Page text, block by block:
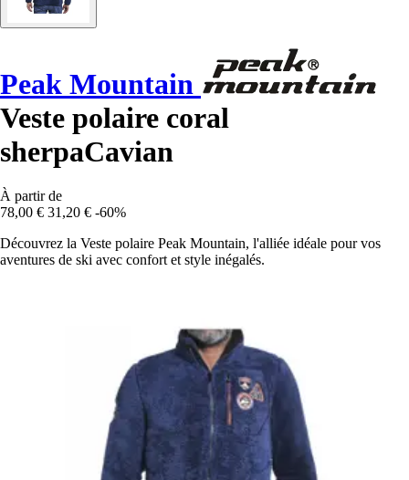
Peak Mountain
Veste polaire coral
sherpaCavian
À partir de
78,00 € 31,20 € -60%
Découvrez la Veste polaire Peak Mountain, l'alliée idéale pour vos
aventures de ski avec confort et style inégalés.